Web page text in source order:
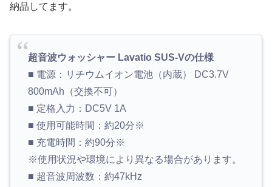
納品してます。
超音波ウォッシャー Lavatio SUS-Vの仕様
■ 電源：リチウムイオン電池（内蔵） DC3.7V
800mAh（交換不可）
■ 定格入力：DC5V 1A
■ 使用可能時間：約20分※
■ 充電時間：約90分※
※使用状況や環境により異なる場合があります。
■ 超音波周波数：約47kHz